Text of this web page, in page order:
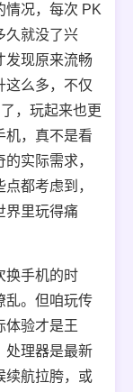
情况，每次 PK
久就没了兴
发现原来流畅
这么多，不仅
，玩起来也更
机，真不是看
实际需求，
都考虑到，
界里玩得痛
换手机的时
乱。但咱玩传
体验才是王
处理器是最新
续航拉胯，或